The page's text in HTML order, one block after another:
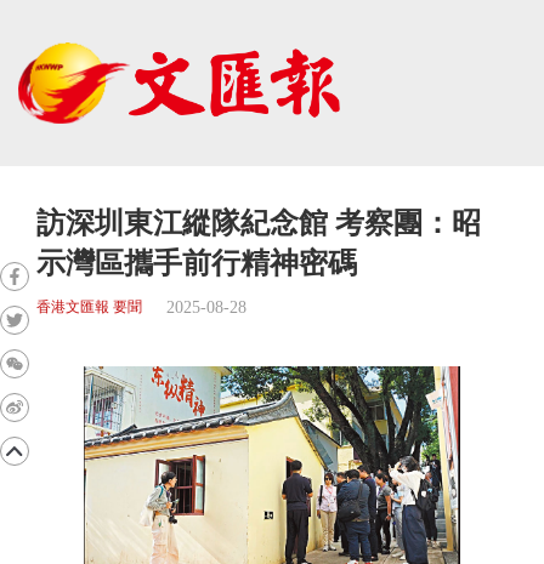
訪深圳東江縱隊紀念館 考察團：昭
示灣區攜手前行精神密碼
香港文匯報 要聞 2025-08-28